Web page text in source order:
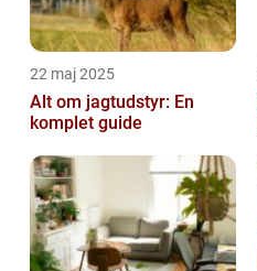
22 maj 2025
Alt om jagtudstyr: En
komplet guide